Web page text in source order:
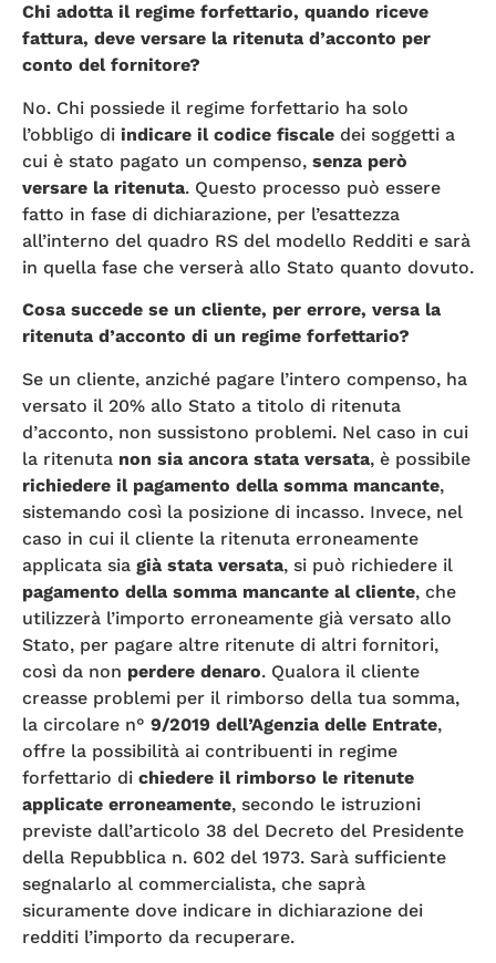
Chi adotta il regime forfettario, quando riceve
fattura, deve versare la ritenuta d’acconto per
conto del fornitore?
No. Chi possiede il regime forfettario ha solo
l’obbligo di indicare il codice fiscale dei soggetti a
cui è stato pagato un compenso, senza però
versare la ritenuta. Questo processo può essere
fatto in fase di dichiarazione, per l’esattezza
all’interno del quadro RS del modello Redditi e sarà
in quella fase che verserà allo Stato quanto dovuto.
Cosa succede se un cliente, per errore, versa la
ritenuta d’acconto di un regime forfettario?
Se un cliente, anziché pagare l’intero compenso, ha
versato il 20% allo Stato a titolo di ritenuta
d’acconto, non sussistono problemi. Nel caso in cui
la ritenuta non sia ancora stata versata, è possibile
richiedere il pagamento della somma mancante,
sistemando così la posizione di incasso. Invece, nel
caso in cui il cliente la ritenuta erroneamente
applicata sia già stata versata, si può richiedere il
pagamento della somma mancante al cliente, che
utilizzerà l’importo erroneamente già versato allo
Stato, per pagare altre ritenute di altri fornitori,
così da non perdere denaro. Qualora il cliente
creasse problemi per il rimborso della tua somma,
la circolare n° 9/2019 dell’Agenzia delle Entrate,
offre la possibilità ai contribuenti in regime
forfettario di chiedere il rimborso le ritenute
applicate erroneamente, secondo le istruzioni
previste dall’articolo 38 del Decreto del Presidente
della Repubblica n. 602 del 1973. Sarà sufficiente
segnalarlo al commercialista, che saprà
sicuramente dove indicare in dichiarazione dei
redditi l’importo da recuperare.